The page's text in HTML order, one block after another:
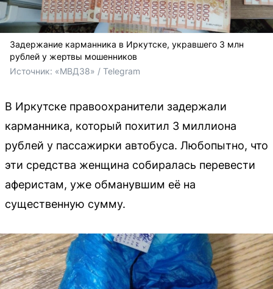
Задержание карманника в Иркутске, укравшего 3 млн
рублей у жертвы мошенников
Источник: «МВД38» / Telegram
В Иркутске правоохранители задержали
карманника, который похитил 3 миллиона
рублей у пассажирки автобуса. Любопытно, что
эти средства женщина собиралась перевести
аферистам, уже обманувшим её на
существенную сумму.